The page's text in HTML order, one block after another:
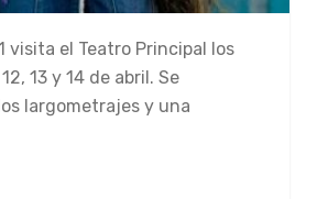
visita el Teatro Principal los
13 y 14 de abril. Se
largometrajes y una